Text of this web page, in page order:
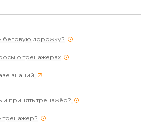
беговую дорожку?
о тренажерах
знаний
и принять тренажёр?
тренажер?